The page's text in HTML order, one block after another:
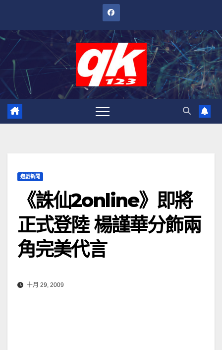
內
遊戲新聞
《誅仙2online》即將
正式登陸 楊謹華分飾兩
角完美代言
十月 29, 2009